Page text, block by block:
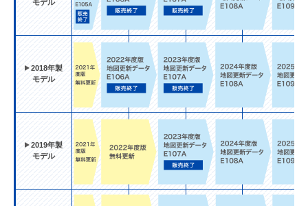
モデル
2018年製
モデル
2019年製
モデル